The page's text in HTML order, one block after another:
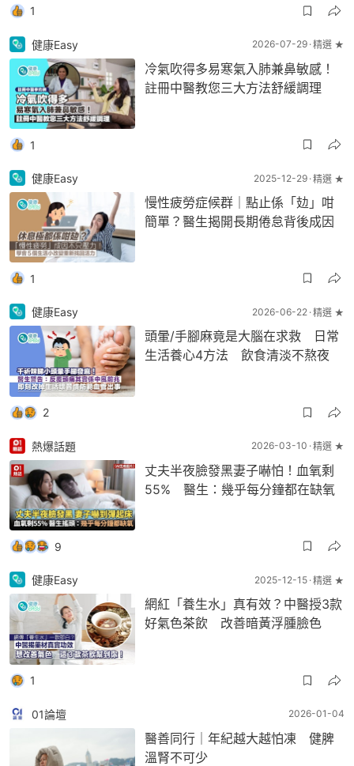
1
健康Easy 2026-07-29 精選 ★
冷氣吹得多易寒氣入肺兼鼻敏感！
註冊中醫教您三大方法舒緩調理
1
健康Easy 2025-12-29 精選 ★
慢性疲勞症候群｜點止係「攰」咁
簡單？醫生揭開長期倦怠背後成因
1
健康Easy 2026-06-22 精選 ★
頭暈/手腳麻竟是大腦在求救 日常
生活養心4方法 飲食清淡不熬夜
2
熱爆話題 2026-03-10 精選 ★
丈夫半夜臉發黑妻子嚇怕！血氧剩
55% 醫生：幾乎每分鐘都在缺氧
9
健康Easy 2025-12-15 精選 ★
網紅「養生水」真有效？中醫授3款
好氣色茶飲 改善暗黃浮腫臉色
1
01論壇 2026-01-04
醫善同行｜年紀越大越怕凍 健脾
溫腎不可少